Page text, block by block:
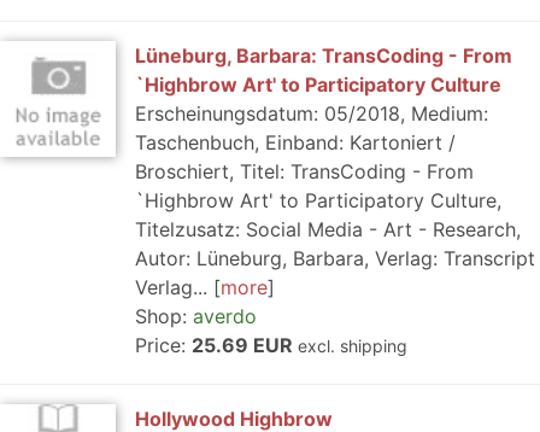
Lüneburg, Barbara: TransCoding - From
`Highbrow Art' to Participatory Culture
Erscheinungsdatum: 05/2018, Medium:
Taschenbuch, Einband: Kartoniert /
Broschiert, Titel: TransCoding - From
`Highbrow Art' to Participatory Culture,
Titelzusatz: Social Media - Art - Research,
Autor: Lüneburg, Barbara, Verlag: Transcript
Verlag...
more
Shop: averdo
Price: 25.69 EUR excl. shipping
Hollywood Highbrow